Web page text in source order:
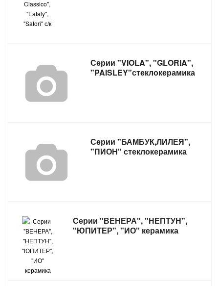
Серии "VIOLA", "GLORIA",
"PAISLEY"стеклокерамика
Серии "БАМБУК,ЛИЛЕЯ",
"ПИОН" стеклокерамика
Серии "ВЕНЕРА", "НЕПТУН",
"ЮПИТЕР", "ИО" керамика